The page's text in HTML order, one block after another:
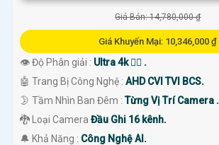
Giá Bán: 14,780,000 ₫
Giá Khuyến Mại: 10,346,000 ₫
👁 Độ Phân giải : Ultra 4k 👍🏾 .
🤖️ Trang Bị Công Nghệ : AHD CVI TVI BCS.
🌛 Tầm Nhìn Ban Đêm :Từng Vị Trí Camera .
🐉️ Loại Camera Đầu Ghi 16 kênh.
️🔔 Khả Năng : Công Nghệ AI.